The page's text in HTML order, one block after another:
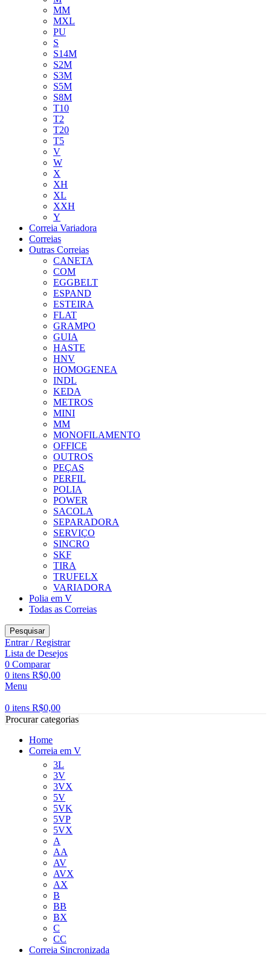
MM
MXL
PU
S
S14M
S2M
S3M
S5M
S8M
T10
T2
T20
T5
V
W
X
XH
XL
XXH
Y
Correia Variadora
Correias
Outras Correias
CANETA
COM
EGGBELT
ESPAND
ESTEIRA
FLAT
GRAMPO
GUIA
HASTE
HNV
HOMOGENEA
INDL
KEDA
METROS
MINI
MM
MONOFILAMENTO
OFFICE
OUTROS
PEÇAS
PERFIL
POLIA
POWER
SACOLA
SEPARADORA
SERVIÇO
SINCRO
SKF
TIRA
TRUFELX
VARIADORA
Polia em V
Todas as Correias
Pesquisar
Entrar / Registrar
Lista de Desejos
0 Comparar
0 itens R$0,00
Menu
0 itens R$0,00
Procurar categorias
Home
Correia em V
3L
3V
3VX
5V
5VK
5VP
5VX
A
AA
AV
AVX
AX
B
BB
BX
C
CC
Correia Sincronizada